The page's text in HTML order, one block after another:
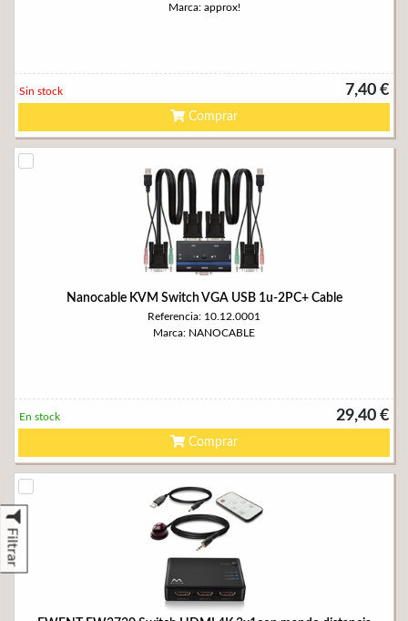
Filtrar
Marca: approx!
7,40 €
Sin stock
Comprar
Nanocable KVM Switch VGA USB 1u-2PC+ Cable
Referencia: 10.12.0001
Marca: NANOCABLE
29,40 €
En stock
Comprar